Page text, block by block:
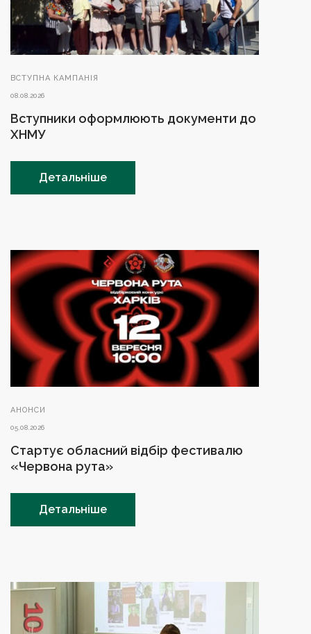
ВСТУПНА КАМПАНІЯ
08.08.2026
Вступники оформлюють документи до
ХНМУ
Детальніше
АНОНСИ
05.08.2026
Стартує обласний відбір фестивалю
«Червона рута»
Детальніше